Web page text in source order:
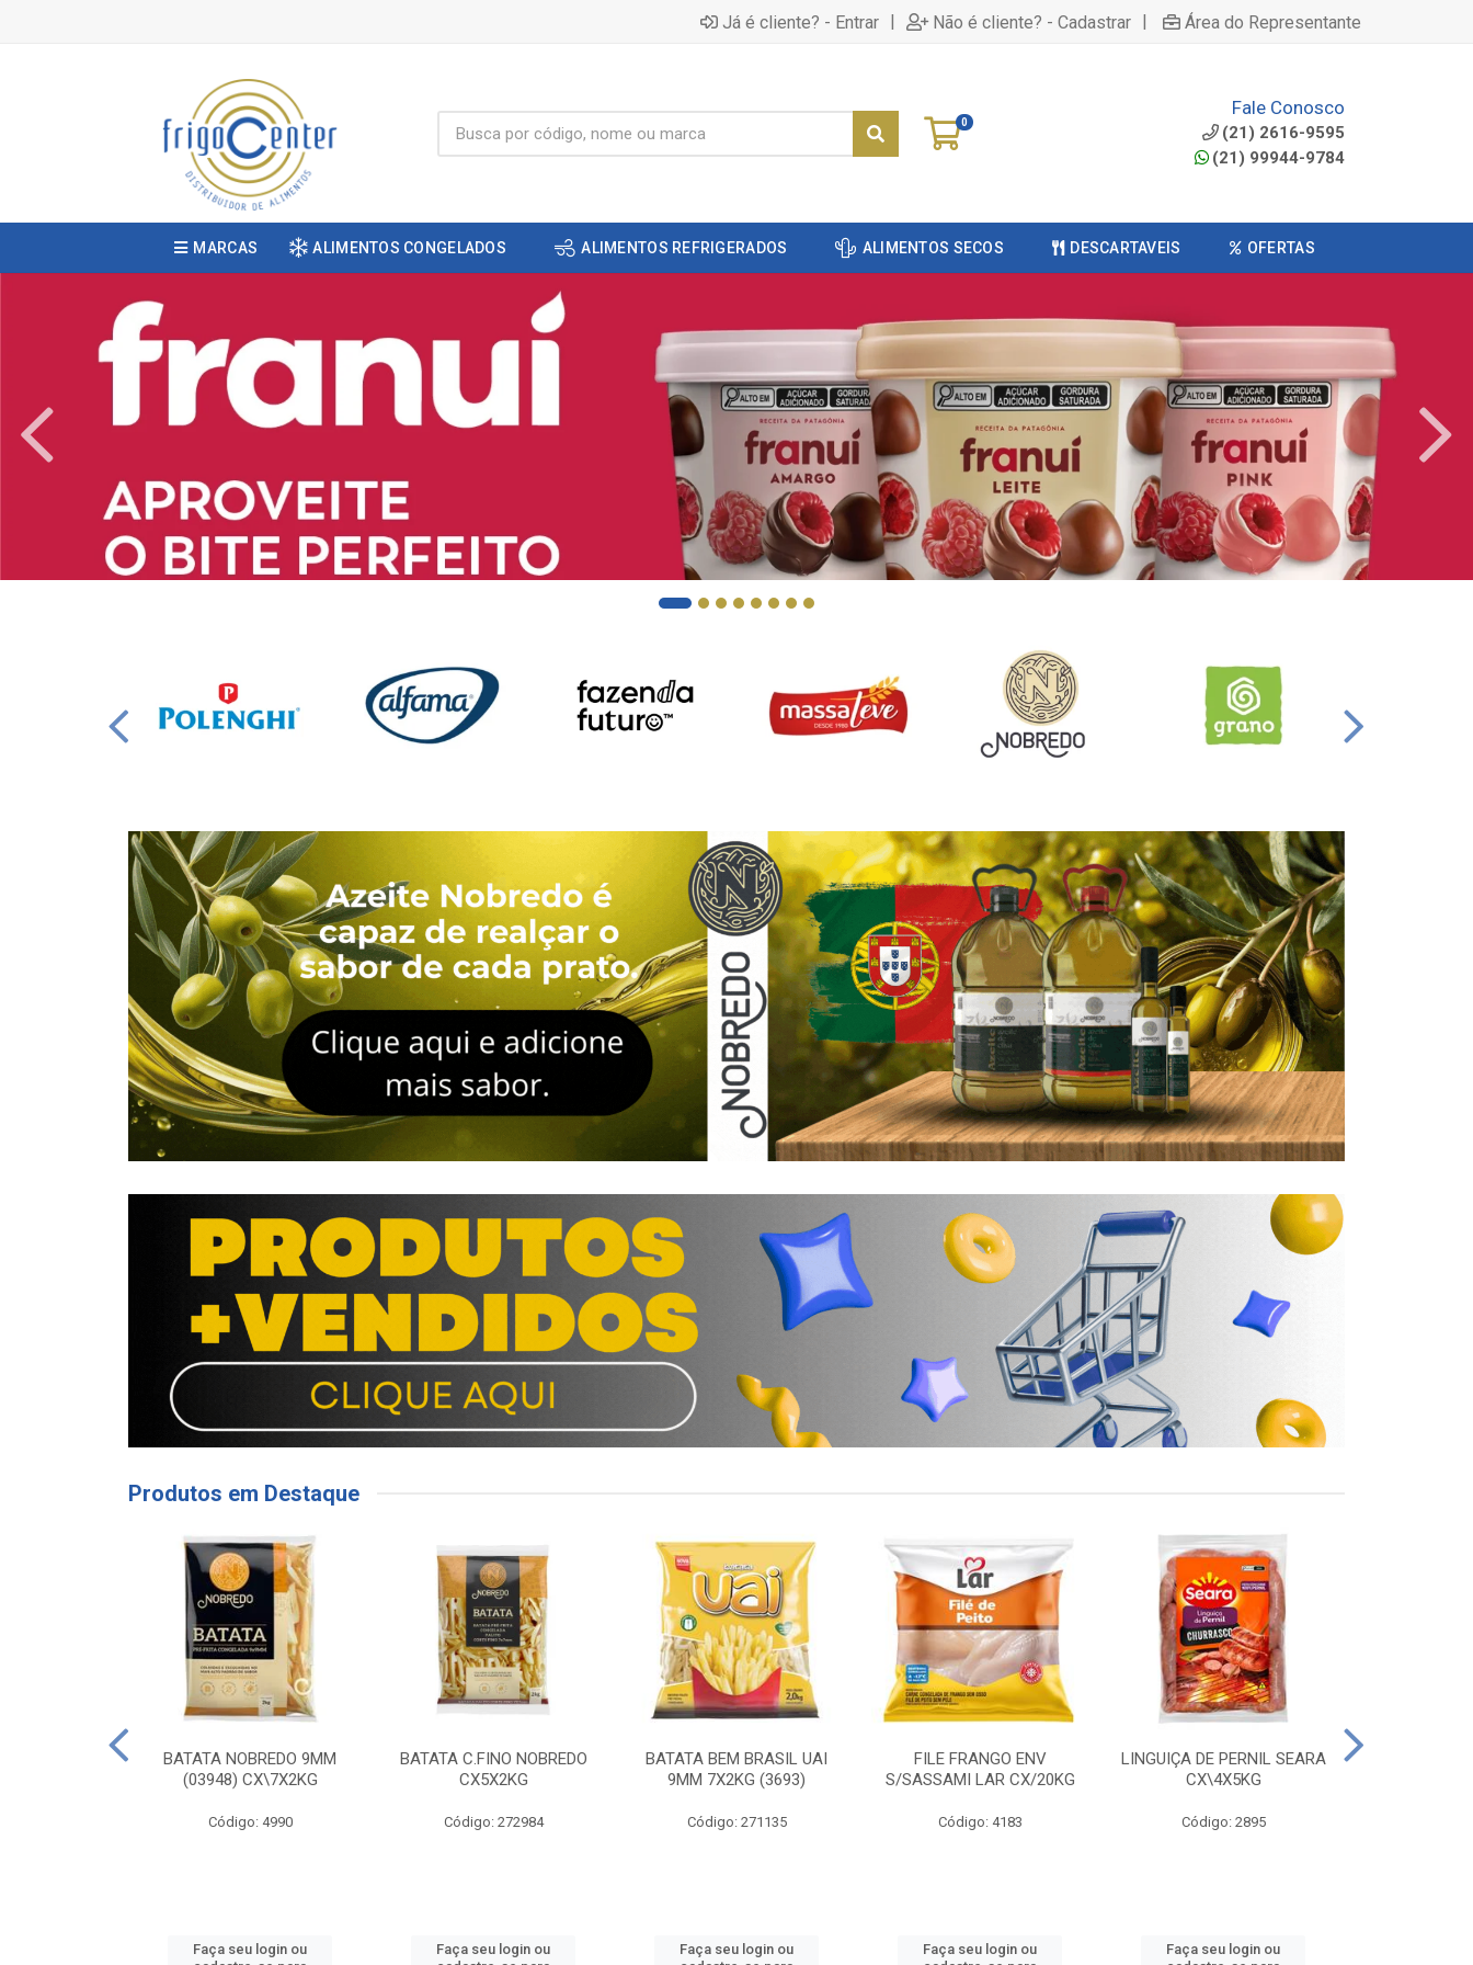
Já é cliente? - Entrar | Não é cliente? - Cadastrar | Área do Representante
0
Fale Conosco
(21) 2616-9595
(21) 99944-9784
MARCAS ALIMENTOS CONGELADOS ALIMENTOS REFRIGERADOS ALIMENTOS SECOS DESCARTAVEIS OFERTAS
Produtos em Destaque
BATATA NOBREDO 9MM
(03948) CX\7X2KG
Código: 4990
Faça seu login ou
BATATA C.FINO NOBREDO
CX5X2KG
Código: 272984
Faça seu login ou
BATATA BEM BRASIL UAI
9MM 7X2KG (3693)
Código: 271135
Faça seu login ou
FILE FRANGO ENV
S/SASSAMI LAR CX/20KG
Código: 4183
Faça seu login ou
LINGUIÇA DE PERNIL SEARA
CX\4X5KG
Código: 2895
Faça seu login ou